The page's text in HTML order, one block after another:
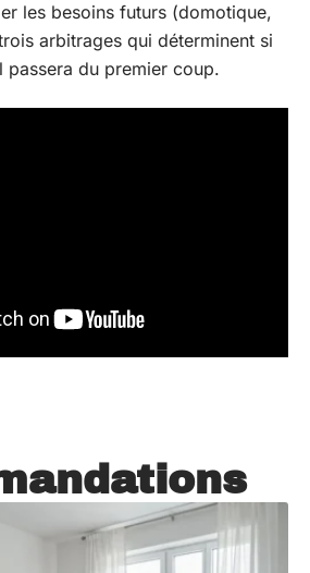
les besoins futurs (domotique,
arbitrages qui déterminent si
passera du premier coup.